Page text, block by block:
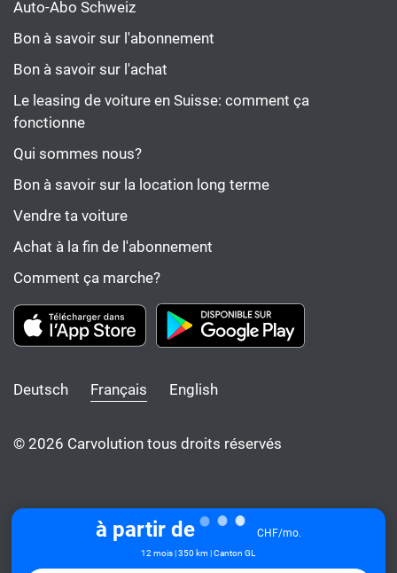
à partir de CHF/mo.
12 mois | 350 km | Canton GL
Auto-Abo Schweiz
Bon à savoir sur l'abonnement
Bon à savoir sur l'achat
Le leasing de voiture en Suisse: comment ça
fonctionne
Qui sommes nous?
Bon à savoir sur la location long terme
Vendre ta voiture
Achat à la fin de l'abonnement
Comment ça marche?
Deutsch Français English
© 2026 Carvolution tous droits réservés